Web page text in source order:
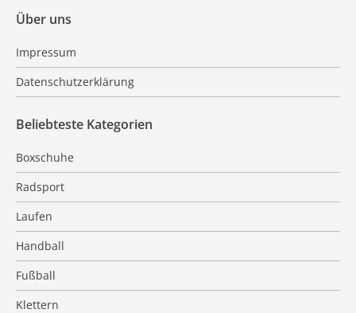
Über uns
Impressum
Datenschutzerklärung
Beliebteste Kategorien
Boxschuhe
Radsport
Laufen
Handball
Fußball
Klettern